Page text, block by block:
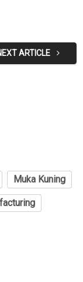
ARTICLE
Muka Kuning